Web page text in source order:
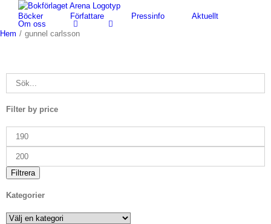
Fortsätt
innehållet
Böcker Författare Pressinfo
Aktuellt
Om oss
Hem / gunnel carlsson
Filter by price
Min
Max
Filtrera
Kategorier